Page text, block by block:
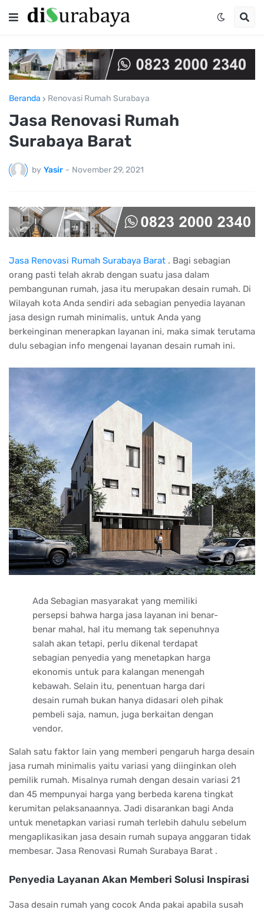
Beranda Renovasi Rumah Surabaya
Jasa Renovasi Rumah
Surabaya Barat
by Yasir - November 29, 2021
Jasa Renovasi Rumah Surabaya Barat . Bagi sebagian
orang pasti telah akrab dengan suatu jasa dalam
pembangunan rumah, jasa itu merupakan desain rumah. Di
Wilayah kota Anda sendiri ada sebagian penyedia layanan
jasa design rumah minimalis, untuk Anda yang
berkeinginan menerapkan layanan ini, maka simak terutama
dulu sebagian info mengenai layanan desain rumah ini.
Ada Sebagian masyarakat yang memiliki
persepsi bahwa harga jasa layanan ini benar-
benar mahal, hal itu memang tak sepenuhnya
salah akan tetapi, perlu dikenal terdapat
sebagian penyedia yang menetapkan harga
ekonomis untuk para kalangan menengah
kebawah. Selain itu, penentuan harga dari
desain rumah bukan hanya didasari oleh pihak
pembeli saja, namun, juga berkaitan dengan
vendor.
Salah satu faktor lain yang memberi pengaruh harga desain
jasa rumah minimalis yaitu variasi yang diinginkan oleh
pemilik rumah. Misalnya rumah dengan desain variasi 21
dan 45 mempunyai harga yang berbeda karena tingkat
kerumitan pelaksanaannya. Jadi disarankan bagi Anda
untuk menetapkan variasi rumah terlebih dahulu sebelum
mengaplikasikan jasa desain rumah supaya anggaran tidak
membesar. Jasa Renovasi Rumah Surabaya Barat .
Penyedia Layanan Akan Memberi Solusi Inspirasi
Jasa desain rumah yang cocok Anda pakai apabila susah